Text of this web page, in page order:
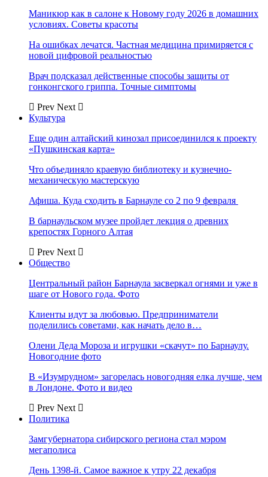
Маникюр как в салоне к Новому году 2026 в домашних
условиях. Советы красоты
На ошибках лечатся. Частная медицина примиряется с
новой цифровой реальностью
Врач подсказал действенные способы защиты от
гонконгского гриппа. Точные симптомы
Prev Next
Культура
Еще один алтайский кинозал присоединился к проекту
«Пушкинская карта»
Что объединяло краевую библиотеку и кузнечно-
механическую мастерскую
Афиша. Куда сходить в Барнауле со 2 по 9 февраля
В барнаульском музее пройдет лекция о древних
крепостях Горного Алтая
Prev Next
Общество
Центральный район Барнаула засверкал огнями и уже в
шаге от Нового года. Фото
Клиенты идут за любовью. Предприниматели
поделились советами, как начать дело в…
Олени Деда Мороза и игрушки «скачут» по Барнаулу.
Новогодние фото
В «Изумрудном» загорелась новогодняя елка лучше, чем
в Лондоне. Фото и видео
Prev Next
Политика
Замгубернатора сибирского региона стал мэром
мегаполиса
День 1398-й. Самое важное к утру 22 декабря